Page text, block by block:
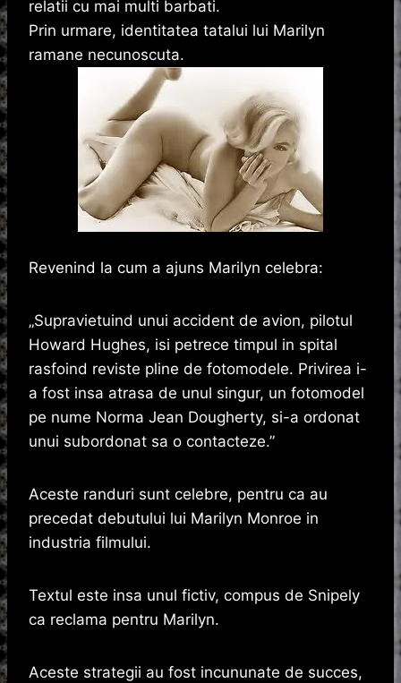
relatii cu mai multi barbati.
Prin urmare, identitatea tatalui lui Marilyn
ramane necunoscuta.
Revenind la cum a ajuns Marilyn celebra:
„Supravietuind unui accident de avion, pilotul
Howard Hughes, isi petrece timpul in spital
rasfoind reviste pline de fotomodele. Privirea i-
a fost insa atrasa de unul singur, un fotomodel
pe nume Norma Jean Dougherty, si-a ordonat
unui subordonat sa o contacteze.”
Aceste randuri sunt celebre, pentru ca au
precedat debutului lui Marilyn Monroe in
industria filmului.
Textul este insa unul fictiv, compus de Snipely
ca reclama pentru Marilyn.
Aceste strategii au fost incununate de succes,